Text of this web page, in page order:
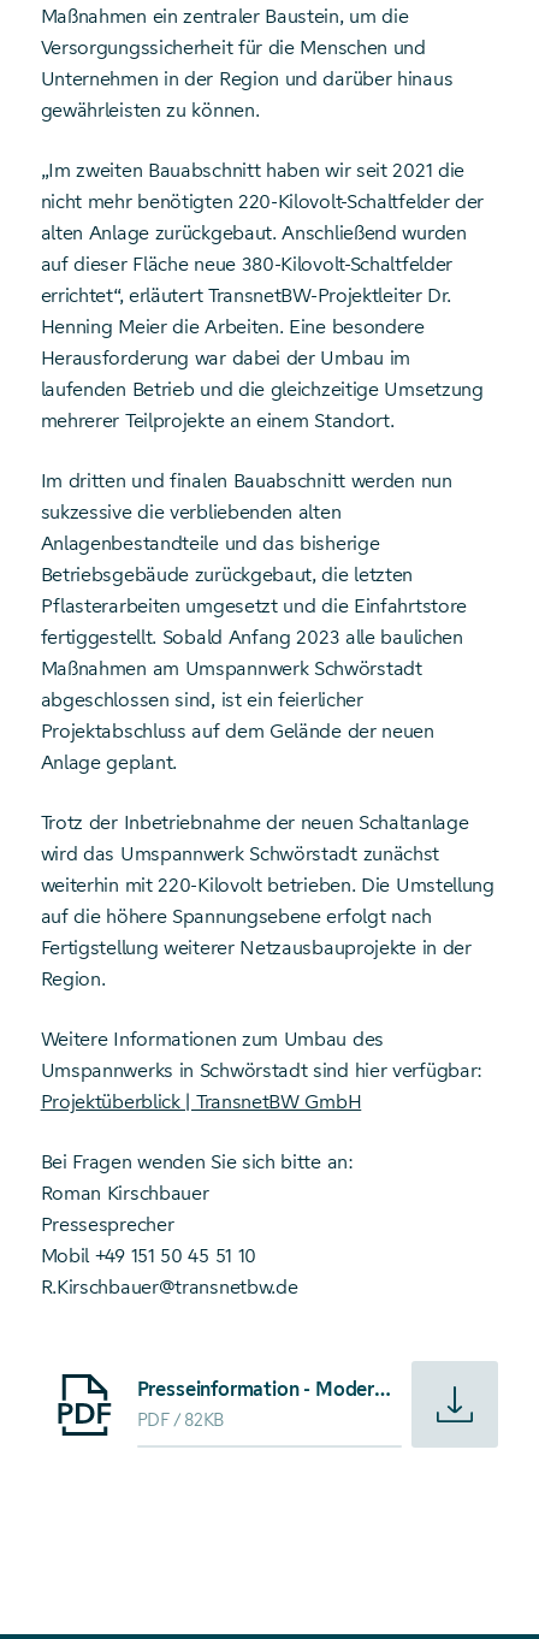
Maßnahmen ein zentraler Baustein, um die
Versorgungssicherheit für die Menschen und
Unternehmen in der Region und darüber hinaus
gewährleisten zu können.
„Im zweiten Bauabschnitt haben wir seit 2021 die
nicht mehr benötigten 220-Kilovolt-Schaltfelder der
alten Anlage zurückgebaut. Anschließend wurden
auf dieser Fläche neue 380-Kilovolt-Schaltfelder
errichtet“, erläutert TransnetBW-Projektleiter Dr.
Henning Meier die Arbeiten. Eine besondere
Herausforderung war dabei der Umbau im
laufenden Betrieb und die gleichzeitige Umsetzung
mehrerer Teilprojekte an einem Standort.
Im dritten und finalen Bauabschnitt werden nun
sukzessive die verbliebenden alten
Anlagenbestandteile und das bisherige
Betriebsgebäude zurückgebaut, die letzten
Pflasterarbeiten umgesetzt und die Einfahrtstore
fertiggestellt. Sobald Anfang 2023 alle baulichen
Maßnahmen am Umspannwerk Schwörstadt
abgeschlossen sind, ist ein feierlicher
Projektabschluss auf dem Gelände der neuen
Anlage geplant.
Trotz der Inbetriebnahme der neuen Schaltanlage
wird das Umspannwerk Schwörstadt zunächst
weiterhin mit 220-Kilovolt betrieben. Die Umstellung
auf die höhere Spannungsebene erfolgt nach
Fertigstellung weiterer Netzausbauprojekte in der
Region.
Weitere Informationen zum Umbau des
Umspannwerks in Schwörstadt sind hier verfügbar:
Projektüberblick | TransnetBW GmbH
Bei Fragen wenden Sie sich bitte an:
Roman Kirschbauer
Pressesprecher
Mobil +49 151 50 45 51 10
R.Kirschbauer@transnetbw.de
Starte Download von: Presseinformation -
Presseinformation - Modernisierung des Umspannwerks Schwörstadt auf der Zielgeraden
PDF 82KB